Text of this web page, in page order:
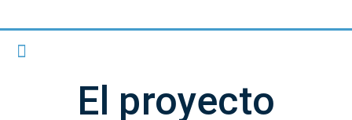
El proyecto